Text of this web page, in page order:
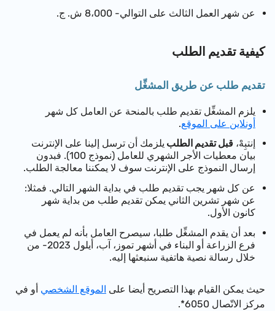
عن شهر العمل الثالث على التوالي- 8،000 ش. ج.
كيفية تقديم الطلب
تقديم طلب عن طريق المشغِّل
يلزم المشغِّل تقديم طلب بالمنحة عن العامل كل شهر
أونلاين على الموقع.
إنتبِهْ،قبل تقديم الطلبيلزمك أن ترسل إلينا على الإنترنت
بيان معطيات الأجر الشهري للعامل (نموذج 100). فبدون
إرسال النموذج على الإنترنت سوف لا يمكننا معالجة الطلب.
عن كل شهر يجب تقديم طلب في بداية الشهر التالي. فمثلا:
عن شهر تشرين الثاني يمكن تقديم طلب من بداية شهر
كانون الأول.
بعد أن يقدم المشغِّل طلبا، سيصرح العامل بأنه لم يعمل في
فرع الزراعة أو البناء في أشهر تموز، آب، أيلول 2023- من
خلال رسالة نصية هاتفية سنبعثها إليه.
حيث يمكن القيام بهذا التصريح أيضا علىالموقع الشخصيأو في
مركز الاتّصال 6050*.